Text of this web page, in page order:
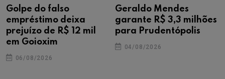
Golpe do falso
empréstimo deixa
prejuízo de R$ 12 mil
em Goioxim
06/08/2026
Geraldo Mendes
garante R$ 3,3 milhões
para Prudentópolis
04/08/2026